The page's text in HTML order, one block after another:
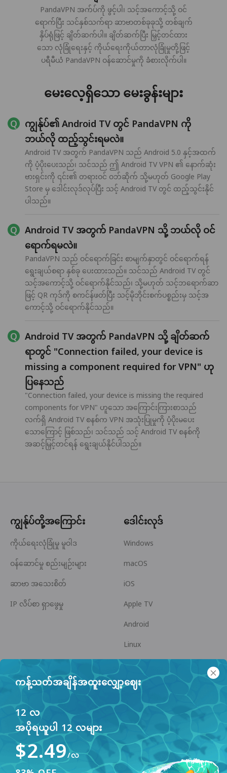
PandaVPN အက်ပ်ကို ဖွင့်ပါ၊ သင့်အကောင့်သို့ ဝင်
ရောက်ပြီး သင်နှစ်သက်ရာ ဆာဗာတစ်ခုခုသို့ တစ်ချက်
နှိပ်ရုံဖြင့် ချိတ်ဆက်ပါ။ ချိတ်ဆက်ပြီး မြှင့်တင်ထား
သော လုံခြုံရေးနှင့် ကိုယ်ရေးကိုယ်တာလုံခြုံမှုတို့ဖြင့်
ပရီမီယံ PandaVPN ဝန်ဆောင်မှုကို ခံစားလိုက်ပါ။
မေးလေ့ရှိသော မေးခွန်းများ
ကျွန်ုပ်၏ Android TV တွင် PandaVPN ကို
ဘယ်လို ထည့်သွင်းရမလဲ။
Android TV အတွက် PandaVPN သည် Android 5.0 နှင့်အထက်
ကို ပံ့ပိုးပေးသည်၊ သင်သည် ဤ Android TV VPN ၏ နောက်ဆုံး
ဗားရှင်းကို ၎င်း၏ တရားဝင် ဝဘ်ဆိုက် သို့မဟုတ် Google Play
Store မှ ဒေါင်းလုဒ်လုပ်ပြီး သင့် Android TV တွင် ထည့်သွင်းနိုင်
ပါသည်။
Android TV အတွက် PandaVPN သို့ ဘယ်လို ဝင်
ရောက်ရမလဲ။
PandaVPN သည် ဝင်ရောက်ခြင်း စာမျက်နှာတွင် ဝင်ရောက်ရန်
ရွေးချယ်စရာ နှစ်ခု ပေးထားသည်။ သင်သည် Android TV တွင်
သင့်အကောင့်သို့ ဝင်ရောက်နိုင်သည်၊ သို့မဟုတ် သင့်ဘရောက်ဆာ
ဖြင့် QR ကုဒ်ကို စကင်န်ဖတ်ပြီး သင့်မိုဘိုင်းစက်ပစ္စည်းမှ သင့်အ
ကောင့်သို့ ဝင်ရောက်နိုင်သည်။
Android TV အတွက် PandaVPN သို့ ချိတ်ဆက်
ရာတွင် "Connection failed, your device is
missing a component required for VPN" ဟု
ပြနေသည်
"Connection failed, your device is missing the required
components for VPN" ဟူသော အကြောင်းကြားစာသည်
လက်ရှိ Android TV စနစ်က VPN အသုံးပြုမှုကို ပံ့ပိုးမပေး
သောကြောင့် ဖြစ်သည်၊ သင်သည် သင့် Android TV စနစ်ကို
အဆင့်မြှင့်တင်ရန် ရွေးချယ်နိုင်ပါသည်။
ကန့်သတ်အချိန်အထူးလျှော့ဈေး
12 လ
အပိုရယူပါ 12 လများ
$2.49/လ
ကျွန်ုပ်တို့အကြောင်း
ကိုယ်ရေးလုံခြုံမှု မူဝါဒ
ဝန်ဆောင်မှု စည်းမျဉ်းများ
ဆာဗာ အသေးစိတ်
IP လိပ်စာ ရှာဖွေမှု
ဒေါင်းလုဒ်
Windows
macOS
iOS
Apple TV
Android
Linux
Android TV
အကူအညီ စင်တာ
panda7x24@gmail.com
ပြဿနာများ
ပူးပေါင်းဆောင်ရွက်မှု
မိတ်ဖက်ဖြစ်ပါ
ငွေပေးချေမှု နည်းလမ်း